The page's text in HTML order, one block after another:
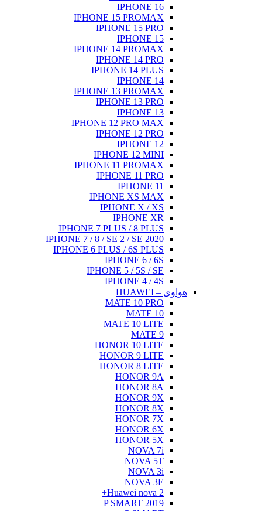
IPHONE 16
IPHONE 15 PROMAX
IPHONE 15 PRO
IPHONE 15
IPHONE 14 PROMAX
IPHONE 14 PRO
IPHONE 14 PLUS
IPHONE 14
IPHONE 13 PROMAX
IPHONE 13 PRO
IPHONE 13
IPHONE 12 PRO MAX
IPHONE 12 PRO
IPHONE 12
IPHONE 12 MINI
IPHONE 11 PROMAX
IPHONE 11 PRO
IPHONE 11
IPHONE XS MAX
IPHONE X / XS
IPHONE XR
IPHONE 7 PLUS / 8 PLUS
IPHONE 7 / 8 / SE 2 / SE 2020
IPHONE 6 PLUS / 6S PLUS
IPHONE 6 / 6S
IPHONE 5 / 5S / SE
IPHONE 4 / 4S
هواوی – HUAWEI
MATE 10 PRO
MATE 10
MATE 10 LITE
MATE 9
HONOR 10 LITE
HONOR 9 LITE
HONOR 8 LITE
HONOR 9A
HONOR 8A
HONOR 9X
HONOR 8X
HONOR 7X
HONOR 6X
HONOR 5X
NOVA 7i
NOVA 5T
NOVA 3i
NOVA 3E
Huawei nova 2+
P SMART 2019